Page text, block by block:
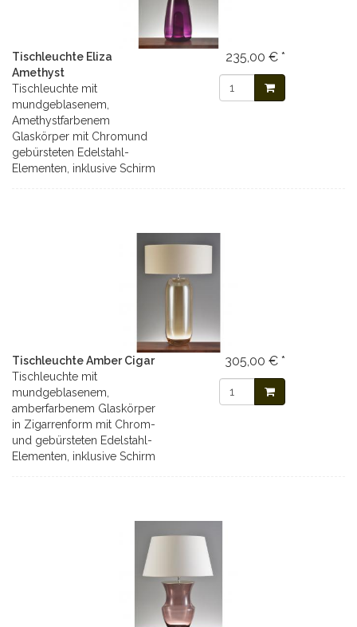
Tischleuchte Eliza
Amethyst
Tischleuchte mit
mundgeblasenem,
Amethystfarbenem
Glaskörper mit Chromund
gebürsteten Edelstahl-
Elementen, inklusive Schirm
235,00 € *
Tischleuchte Amber Cigar
Tischleuchte mit
mundgeblasenem,
amberfarbenem Glaskörper
in Zigarrenform mit Chrom-
und gebürsteten Edelstahl-
Elementen, inklusive Schirm
305,00 € *